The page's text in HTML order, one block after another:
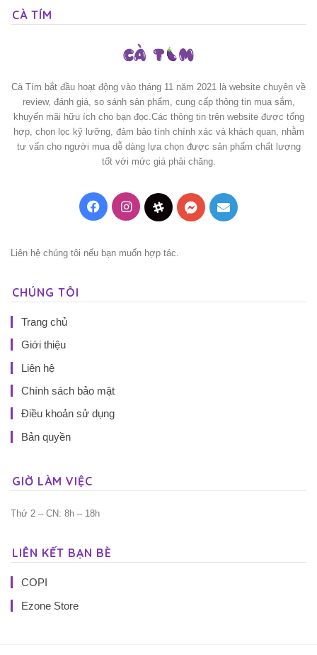
CÀ TÍM
Cà Tím bắt đầu hoạt động vào tháng 11 năm 2021 là website chuyên về
review, đánh giá, so sánh sản phẩm, cung cấp thông tin mua sắm,
khuyến mãi hữu ích cho bạn đọc.Các thông tin trên website được tổng
hợp, chọn lọc kỹ lưỡng, đảm bảo tính chính xác và khách quan, nhằm
tư vấn cho người mua dễ dàng lựa chọn được sản phẩm chất lượng
tốt với mức giá phải chăng.
FacebookInstagramThreadsMessenger
Mail
Liên hệ chúng tôi nếu bạn muốn hợp tác.
CHÚNG TÔI
Trang chủ
Giới thiệu
Liên hệ
Chính sách bảo mật
Điều khoản sử dụng
Bản quyền
GIỜ LÀM VIỆC
Thứ 2 – CN: 8h – 18h
LIÊN KẾT BẠN BÈ
COPI
Ezone Store